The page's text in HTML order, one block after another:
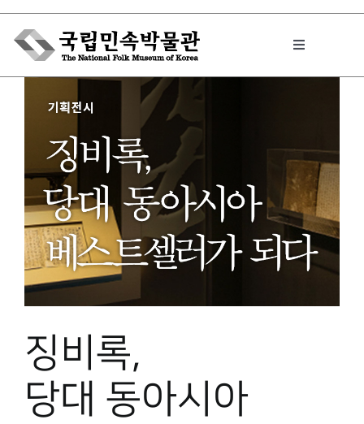
Skip
content
Toggle
박물관에서는
민속이야기
민속 인사이드
원문보기 PDF
박물관 홈페이지
징비록,
당대 동아시아